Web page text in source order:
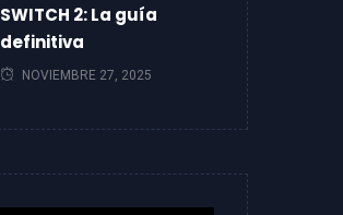
SWITCH 2: La guía
definitiva
NOVIEMBRE 27, 2025